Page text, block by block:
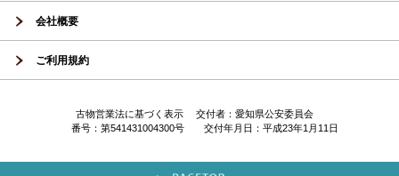
会社概要
ご利用規約
古物営業法に基づく表示 交付者：愛知県公安委員会
番号：第541431004300号 交付年月日：平成23年1月11日